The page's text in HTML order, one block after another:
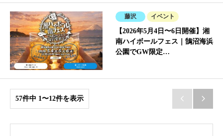
藤沢 イベント
【2026年5月4日〜6日開催】湘
南ハイボールフェス｜鵠沼海浜
公園でGW限定…
57件中 1〜12件を表示  